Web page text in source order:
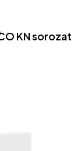
KN sorozat